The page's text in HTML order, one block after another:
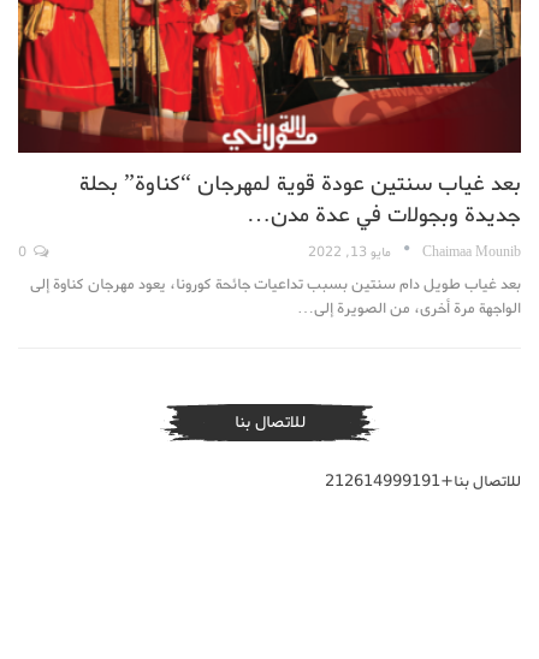
بعد غياب سنتين عودة قوية لمهرجان “كناوة” بحلة
جديدة وبجولات في عدة مدن…
Chaimaa Mounib مايو 13, 2022
بعد غياب طويل دام سنتين بسبب تداعيات جائحة كورونا، يعود مهرجان كناوة إلى
الواجهة مرة أخرى، من الصويرة إلى…
للاتصال بنا
للاتصال بنا+212614999191